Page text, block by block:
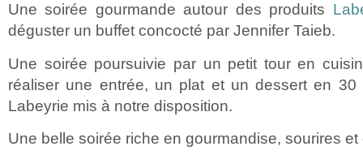
Une soirée gourmande autour des produits
déguster un buffet concocté par Jennifer Taieb.
Une soirée poursuivie par un petit tour en
réaliser une entrée, un plat et un dessert en
Labeyrie mis à notre disposition.
Une belle soirée riche en gourmandise, sourires